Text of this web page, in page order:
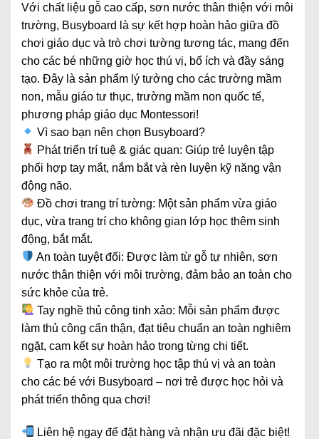
Với chất liệu gỗ cao cấp, sơn nước thân thiện với môi
trường, Busyboard là sự kết hợp hoàn hảo giữa đồ
chơi giáo dục và trò chơi tường tương tác, mang đến
cho các bé những giờ học thú vị, bổ ích và đầy sáng
tạo. Đây là sản phẩm lý tưởng cho các trường mầm
non, mẫu giáo tư thục, trường mầm non quốc tế,
phương pháp giáo dục Montessori!
Vì sao bạn nên chọn Busyboard?
Phát triển trí tuệ & giác quan: Giúp trẻ luyện tập
phối hợp tay mắt, nắm bắt và rèn luyện kỹ năng vận
động não.
Đồ chơi trang trí tường: Một sản phẩm vừa giáo
dục, vừa trang trí cho không gian lớp học thêm sinh
động, bắt mắt.
An toàn tuyệt đối: Được làm từ gỗ tự nhiên, sơn
nước thân thiện với môi trường, đảm bảo an toàn cho
sức khỏe của trẻ.
Tay nghề thủ công tinh xảo: Mỗi sản phẩm được
làm thủ công cẩn thận, đạt tiêu chuẩn an toàn nghiêm
ngặt, cam kết sự hoàn hảo trong từng chi tiết.
Tạo ra một môi trường học tập thú vị và an toàn
cho các bé với Busyboard – nơi trẻ được học hỏi và
phát triển thông qua chơi!
Liên hệ ngay để đặt hàng và nhận ưu đãi đặc biệt!